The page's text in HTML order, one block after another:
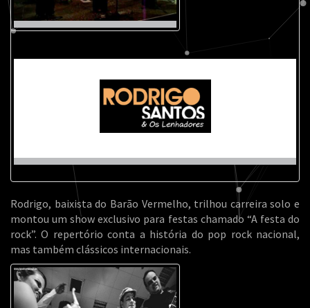
Rodrigo, baixista do Barão Vermelho, trilhou carreira solo e
montou um show exclusivo para festas chamado “A festa do
rock”. O repertório conta a história do pop rock nacional,
mas também clássicos internacionais.